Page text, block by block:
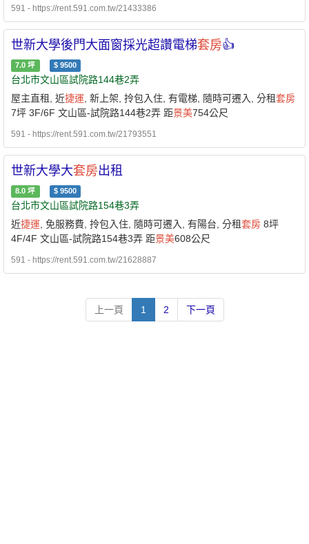
591 - https://rent.591.com.tw/21433386
世新大學後門大面窗採光超讚電梯套房👍
7.0 坪 $ 9500
台北市文山區試院路144巷2弄
屋主直租, 近捷運, 新上架, 拎包入住, 有電梯, 隨時可遷入, 分租套房
7坪 3F/6F 文山區-試院路144巷2弄 距景美754公尺
591 - https://rent.591.com.tw/21793551
世新大學大套房出租
8.0 坪 $ 9500
台北市文山區試院路154巷3弄
近捷運, 免服務費, 拎包入住, 隨時可遷入, 有陽台, 分租套房 8坪
4F/4F 文山區-試院路154巷3弄 距景美608公尺
591 - https://rent.591.com.tw/21628887
上一頁 1 2 下一頁